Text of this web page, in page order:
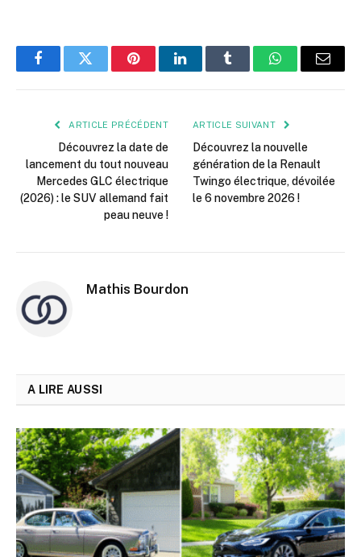
FacebookTwitter PinterestLinkedInTumblr WhatsApp
E-
ARTICLE PRÉCÉDENT
Découvrez la date de
lancement du tout nouveau
Mercedes GLC électrique
(2026) : le SUV allemand fait
peau neuve !
ARTICLE SUIVANT
Découvrez la nouvelle
génération de la Renault
Twingo électrique, dévoilée
le 6 novembre 2026 !
Mathis Bourdon
A LIRE AUSSI